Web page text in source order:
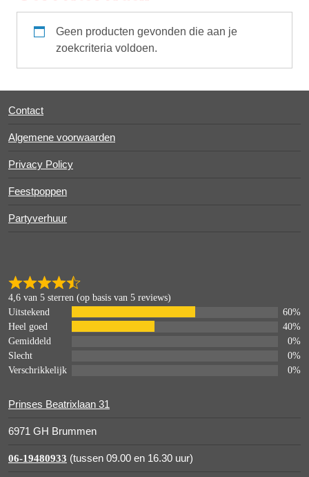
Geen producten gevonden die aan je
zoekcriteria voldoen.
Contact
Algemene voorwaarden
Privacy Policy
Feestpoppen
Partyverhuur
4,6 van 5 sterren (op basis van 5 reviews)
Uitstekend
60%
Heel goed
40%
Gemiddeld
0%
Slecht
0%
Verschrikkelijk
0%
Prinses Beatrixlaan 31
6971 GH Brummen
06-19480933 (tussen 09.00 en 16.30 uur)